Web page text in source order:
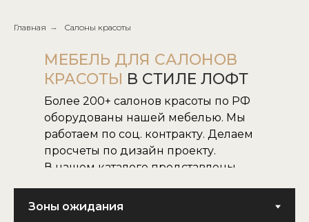
Главная → Салоны красоты
МЕБЕЛЬ ДЛЯ САЛОНОВ
КРАСОТЫ В СТИЛЕ ЛОФТ
Более 200+ салонов красоты по РФ
оборудованы нашей мебелью. Мы
работаем по соц. контракту. Делаем
просчеты по дизайн проекту.
В нашем каталоге представлены